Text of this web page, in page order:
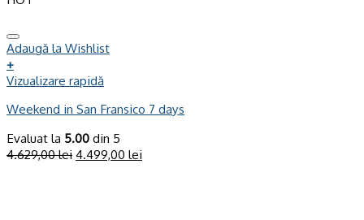
Adaugă la Wishlist
+
Vizualizare rapidă
Weekend in San Fransico 7 days
Evaluat la 5.00 din 5
4.629,00lei 4.499,00 lei